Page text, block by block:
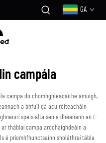
GA
campála
campa do chomhghleacaithe amuigh,
a bhfuil gá acu réiteacháin
speisialta seo a dhéanann an t-
tháblaí campa ardchaighdeáin a
é príomhfhunctsainn sholáthraí tábla